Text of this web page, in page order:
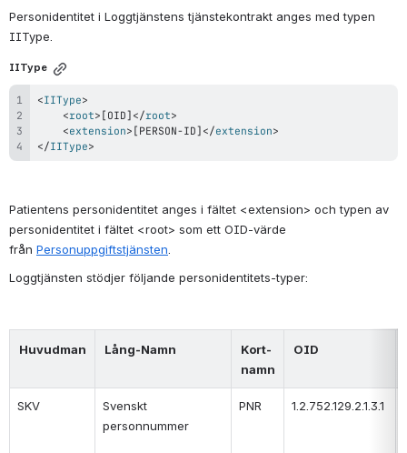
Personidentitet i Loggtjänstens tjänstekontrakt anges med typen
IIType.
IIType
<IIType>
<root> [OID] </root>
<extension> [PERSON-ID] </extension>
</IIType>
Patientens personidentitet anges i fältet <extension> och typen av
personidentitet i fältet <root> som ett OID-värde
från Personuppgiftstjänsten
Loggtjänsten stödjer följande personidentitets-typer:
Huvudman Lång-Namn
Kort-
namn
OID
SKV
Svenskt
personnummer
PNR 1.2.752.129.2.1.3.1